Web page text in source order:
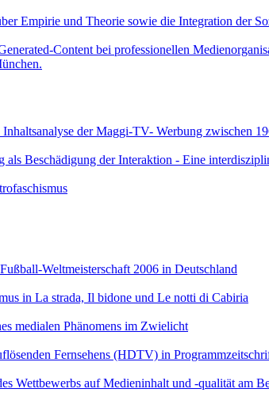
Empirie und Theorie sowie die Integration der
Content bei professionellen
der Maggi-TV- Werbung zwischen
Beschädigung der Interaktion - Eine
Weltmeisterschaft 2006 in Deutschland
in La strada, Il bidone und Le notti di Cabiria
medialen Phänomens im Zwielicht
Fernsehens (HDTV) in
Wettbewerbs auf Medieninhalt und -qualität am